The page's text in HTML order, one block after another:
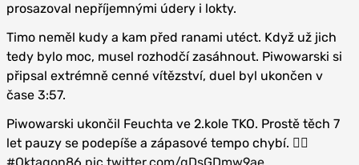
prosazoval nepříjemnými údery i lokty.
Timo neměl kudy a kam před ranami utéct. Když už jich
tedy bylo moc, musel rozhodčí zasáhnout. Piwowarski si
připsal extrémně cenné vítězství, duel byl ukončen v
čase 3:57.
Piwowarski ukončil Feuchta ve 2.kole TKO. Prostě těch 7
let pauzy se podepíše a zápasové tempo chybí. 🤷‍♂️